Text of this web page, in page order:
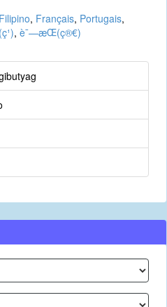
Filipino, Français, Portugais,
, è¯—æ­Œ(ç®€)